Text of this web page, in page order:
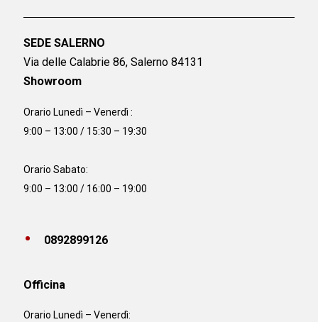
SEDE SALERNO
Via delle Calabrie 86, Salerno 84131
Showroom
Orario Lunedì – Venerdì :
9:00 – 13:00 / 15:30 – 19:30
Orario Sabato:
9:00 – 13:00 / 16:00 – 19:00
0892899126
Officina
Orario Lunedì – Venerdì: